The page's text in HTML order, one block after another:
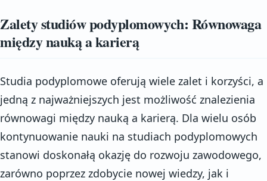
Zalety studiów podyplomowych: Równowaga
między nauką a karierą
Studia podyplomowe oferują wiele zalet i korzyści, a
jedną z najważniejszych jest możliwość znalezienia
równowagi między nauką a karierą. Dla wielu osób
kontynuowanie nauki na studiach podyplomowych
stanowi doskonałą okazję do rozwoju zawodowego,
zarówno poprzez zdobycie nowej wiedzy, jak i